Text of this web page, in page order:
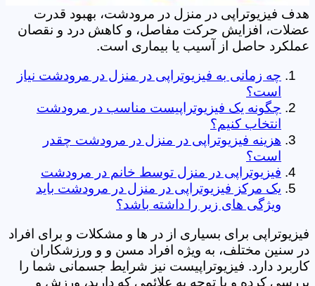
هدف فیزیوتراپی در منزل در مرودشت، بهبود قدرت
عضلات، افزایش حرکت مفاصل، و کاهش درد و نقصان
عملکرد حاصل از آسیب یا بیماری است.
چه زمانی به فیزیوتراپی در منزل در مرودشت نیاز
است؟
چگونه یک فیزیوتراپیست مناسب در مرودشت
انتخاب کنیم؟
هزینه فیزیوتراپی در منزل در مرودشت چقدر
است؟
فیزیوتراپی در منزل توسط خانم در مرودشت
یک مرکز فیزیوتراپی در منزل در مرودشت باید
ویژگی های زیر را داشته باشد؟
فیزیوتراپی برای بسیاری از در ها و مشکلات و برای افراد
در سنین مختلف، به ویژه افراد مسن و و ورزشکاران
کاربرد دارد. فیزیوتراپیست نیز شرایط جسمانی شما را
بررسی کرده و با توجه به علائمی که دارید، ورزش و